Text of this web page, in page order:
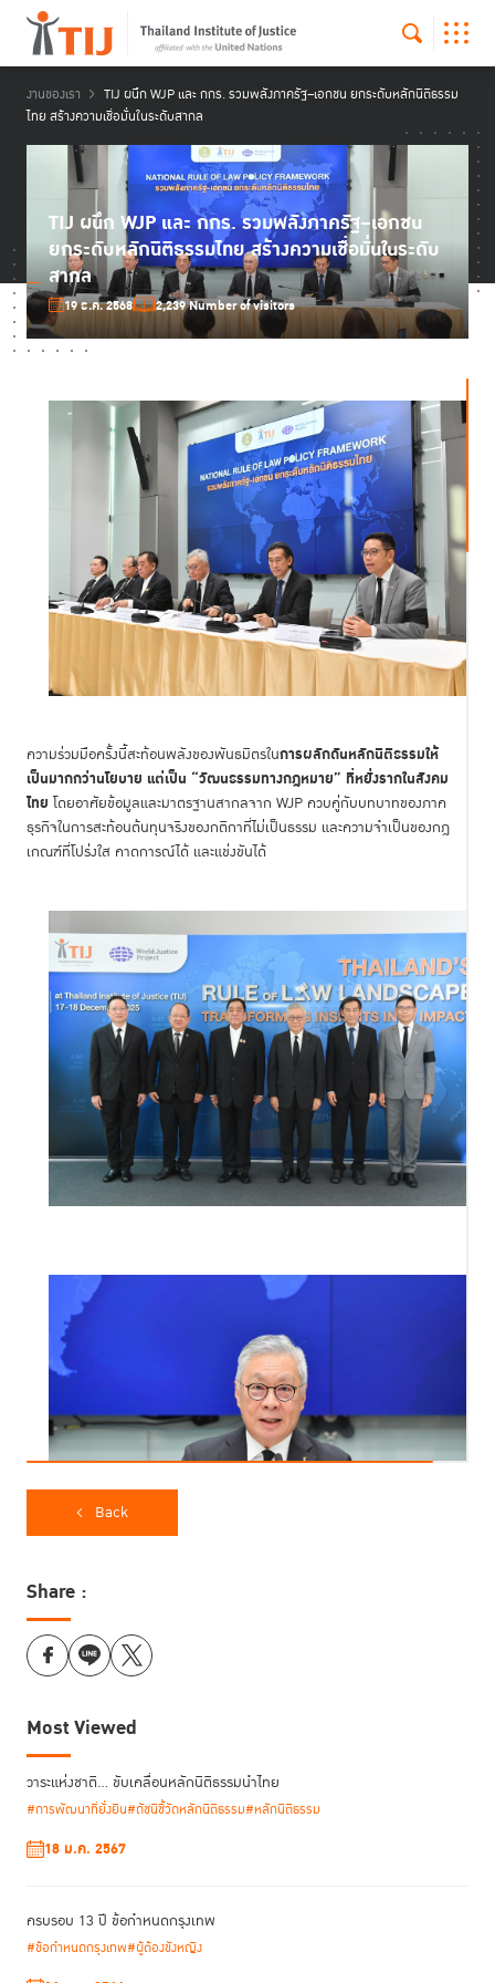
งานของเรา
TIJ ผนึก WJP และ กกร. รวมพลังภาครัฐ–เอกชน ยกระดับหลักนิติธรรม
ไทย สร้างความเชื่อมั่นในระดับสากล
TIJ ผนึก WJP และ กกร. รวมพลังภาครัฐ–เอกชน
ยกระดับหลักนิติธรรมไทย สร้างความเชื่อมั่นในระดับ
สากล
19 ธ.ค. 2568 2,239 Number of visitors
ความร่วมมือครั้งนี้สะท้อนพลังของพันธมิตรในการผลักดันหลักนิติธรรมให้
เป็นมากกว่านโยบาย แต่เป็น “วัฒนธรรมทางกฎหมาย” ที่หยั่งรากในสังคม
ไทย โดยอาศัยข้อมูลและมาตรฐานสากลจาก WJP ควบคู่กับบทบาทของภาค
ธุรกิจในการสะท้อนต้นทุนจริงของกติกาที่ไม่เป็นธรรม และความจำเป็นของกฎ
เกณฑ์ที่โปร่งใส คาดการณ์ได้ และแข่งขันได้
ศาสตราจารย์พิเศษ ดร. กิตติพงษ์ กิตยารักษ์
ว่า ความร่วมมือระหว่าง TIJ กับ WJP ช่วยให้ประเทศไทยมองเห็นจุดแข็ง จุด
อ่อน และช่องว่างเชิงโครงสร้างบนฐานข้อมูลและมาตรฐานสากล นำไปสู่การ
ประชาชน ซึ่งช่วยตอบโจทย์ความต้องการของประชาชนได้ตรงจุด และพัฒนา
กลไกการติดตามและวัดผลความสำเร็จได้จริงและเป็นระบบ
TIJ เชื่อว่า การยกระดับหลักนิติธรรมไม่สามารถดำเนินการได้โดยรัฐเพียง
ภาคเอกชน 3 สถาบัน (กกร.) ผลักดันให้เกิด Rule of Law Policy
เสริมรัฐบาลเปิด การยกระดับกระบวนการยุติธรรม และการคุ้มครองสิทธิ
ประชาชน ผ่านแนวทาง Whole-of-Society Approach เพื่อเปิดพื้นที่ให้ทุก
Back
Share :
Most Viewed
วาระแห่งชาติ… ขับเคลื่อนหลักนิติธรรมนำไทย
#การพัฒนาที่ยั่งยืน#ดัชนีชี้วัดหลักนิติธรรม#หลักนิติธรรม
18 ม.ค. 2567
ครบรอบ 13 ปี ข้อกำหนดกรุงเทพ
#ข้อกำหนดกรุงเทพ#ผู้ต้องขังหญิง